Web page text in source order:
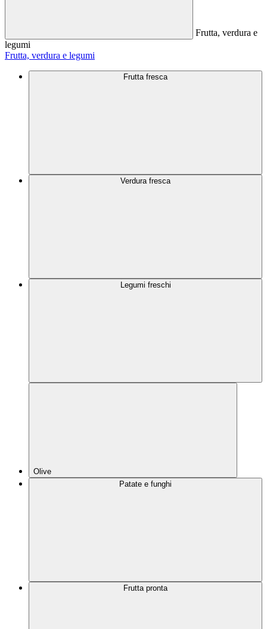
Frutta, verdura e
legumi
Frutta, verdura e legumi
Frutta fresca
Verdura fresca
Legumi freschi
Olive
Patate e funghi
Frutta pronta